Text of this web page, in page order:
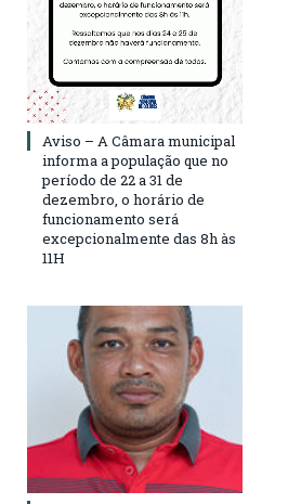
Aviso – A Câmara municipal
informa a população que no
período de 22 a 31 de
dezembro, o horário de
funcionamento será
excepcionalmente das 8h às
11H